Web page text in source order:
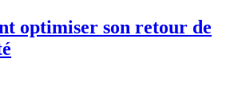
optimiser son retour de